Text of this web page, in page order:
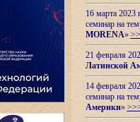
16 марта 2023
семинар на
MORENA»
21 февраля
Латинской
14 февраля
семинар на
Америки»